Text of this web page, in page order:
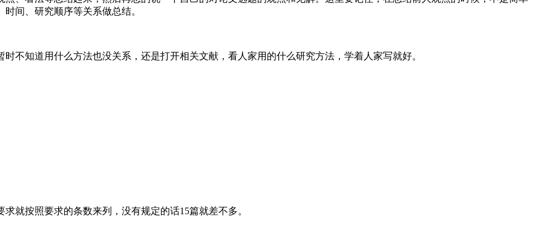
间、研究顺序等关系做总结。
不知道用什么方法也没关系，还是打开相关文献，看人家用的什么研究方法，学着人家写就好。
就按照要求的条数来列，没有规定的话15篇就差不多。